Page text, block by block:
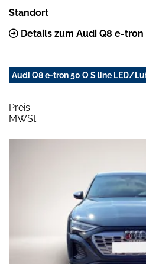
Standort
Details zum Audi Q8 e-
Audi Q8 e-tron 50 Q S line LED/
Preis:
MWSt: